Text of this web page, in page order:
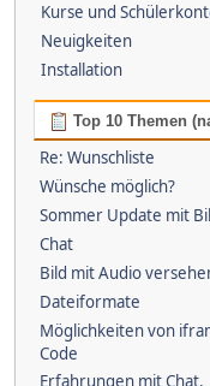
Kurse und
Neuigkeiten
Installation
Top 10 Themen
Re: Wunschliste
Wünsche möglich?
Sommer Update mit
Chat
Bild mit Audio
Dateiformate
Möglichkeiten von
Code
Erfahrungen mit Chat,